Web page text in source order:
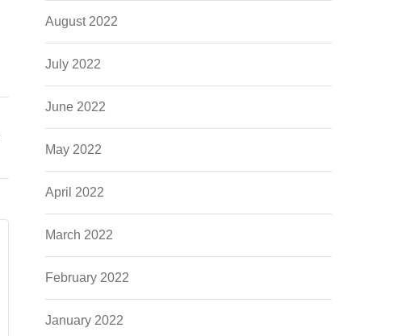
August 2022
July 2022
June 2022
May 2022
April 2022
March 2022
February 2022
January 2022